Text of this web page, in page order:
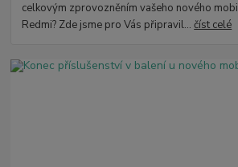
celkovým zprovozněním vašeho nového
Redmi? Zde jsme pro Vás připravil...číst celé